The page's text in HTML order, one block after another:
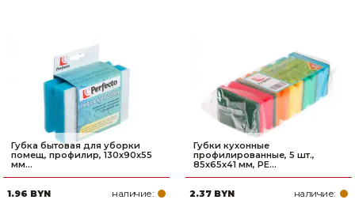
Губка бытовая для уборки
помещ, профилир, 130х90х55
мм...
1.96 BYN наличие:
Губки кухонные
профилированные, 5 шт.,
85х65х41 мм, PE...
2.37 BYN наличие: